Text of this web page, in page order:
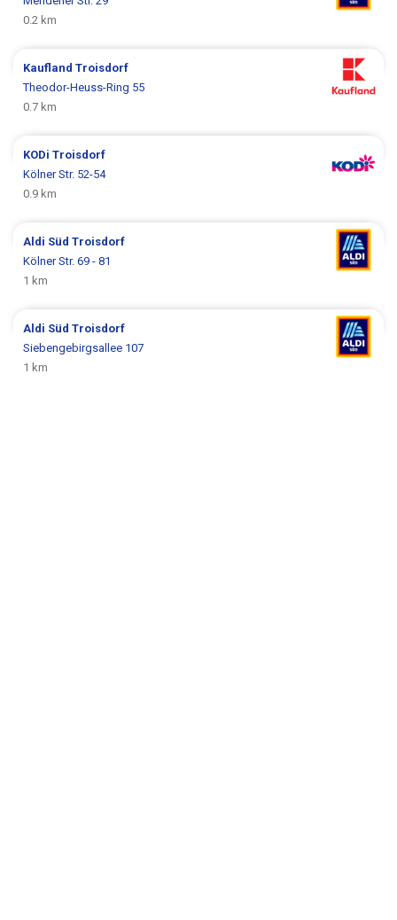
0.2 km
KauflandTroisdorf
Theodor-Heuss-Ring 55
0.7 km
KODiTroisdorf
Kölner Str. 52-54
0.9 km
Aldi SüdTroisdorf
Kölner Str. 69 - 81
1 km
Aldi SüdTroisdorf
Siebengebirgsallee 107
1 km